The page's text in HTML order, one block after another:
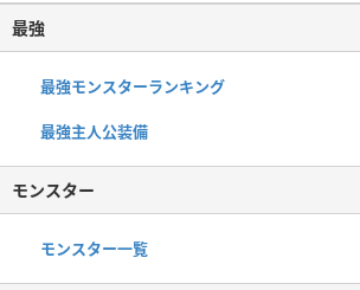
最強
最強モンスターランキング
最強主人公装備
モンスター
モンスター一覧